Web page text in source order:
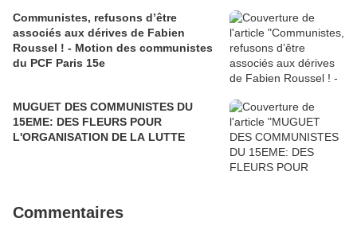
Communistes, refusons d’être
associés aux dérives de Fabien
Roussel ! - Motion des communistes
du PCF Paris 15e
MUGUET DES COMMUNISTES DU
15EME: DES FLEURS POUR
L'ORGANISATION DE LA LUTTE
Commentaires